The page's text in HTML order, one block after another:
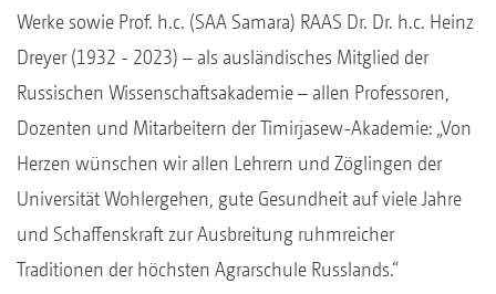
Werke sowie Prof. h.c. (SAA Samara) RAAS Dr. Dr. h.c. Heinz
Dreyer (1932 - 2023) – als ausländisches Mitglied der
Russischen Wissenschaftsakademie – allen Professoren,
Dozenten und Mitarbeitern der Timirjasew-Akademie: „Von
Herzen wünschen wir allen Lehrern und Zöglingen der
Universität Wohlergehen, gute Gesundheit auf viele Jahre
und Schaffenskraft zur Ausbreitung ruhmreicher
Traditionen der höchsten Agrarschule Russlands.“